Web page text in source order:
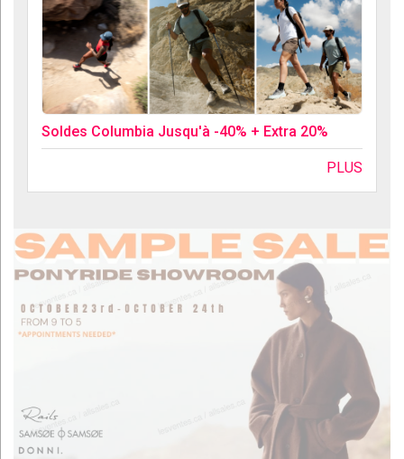
Soldes Columbia Jusqu'à -40% + Extra 20%
PLUS